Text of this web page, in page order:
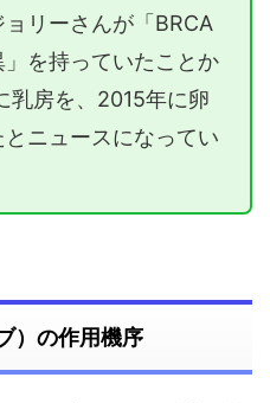
ョリーさんが「BRCA
を持っていたことか
乳房を、2015年に卵
ニュースになってい
）の作用機序